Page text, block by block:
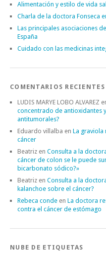
Alimentación y estilo de vida
Charla de la doctora Fonseca
Las principales asociaciones
España
Cuidado con las medicinas
COMENTARIOS RECIENTES
LUDIS MARYE LOBO ALVAREZ
concentrado de antioxidantes
antitumorales?
Eduardo villalba en La graviola
cáncer
Beatriz en Consulta a la
cáncer de colon se le puede
bicarbonato sódico?»
Beatriz en Consulta a la
kalanchoe sobre el cáncer?
Rebeca conde en La doctora
contra el cáncer de estómago
NUBE DE ETIQUETAS